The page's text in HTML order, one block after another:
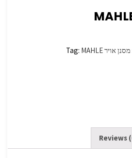
מסנן אויר Tag: MAHLE
Reviews